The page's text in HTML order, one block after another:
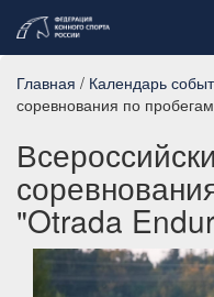
Главная / Календарь
соревнования по
"Otrada